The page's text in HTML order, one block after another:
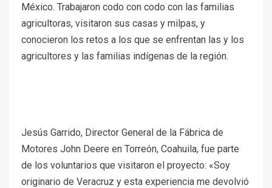
México. Trabajaron codo con codo con las familias
agricultoras, visitaron sus casas y milpas, y
conocieron los retos a los que se enfrentan las y los
agricultores y las familias indígenas de la región.
Jesús Garrido, Director General de la Fábrica de
Motores John Deere en Torreón, Coahuila, fue parte
de los voluntarios que visitaron el proyecto: «Soy
originario de Veracruz y esta experiencia me devolvió